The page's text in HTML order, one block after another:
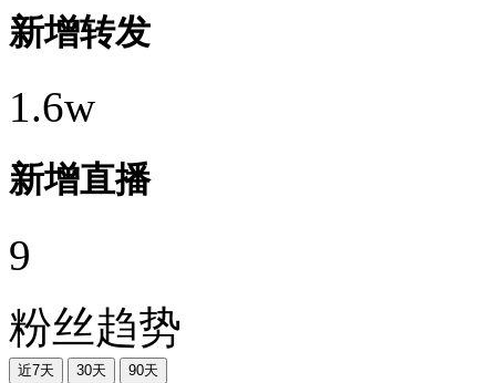
新增转发
1.6w
新增直播
9
粉丝趋势
近7天 30天
90天